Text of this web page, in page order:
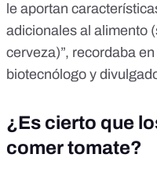
le aportan
adicionales al alimento
cerveza)”, recordaba
biotecnólogo y
¿Es cierto que
comer tomate?